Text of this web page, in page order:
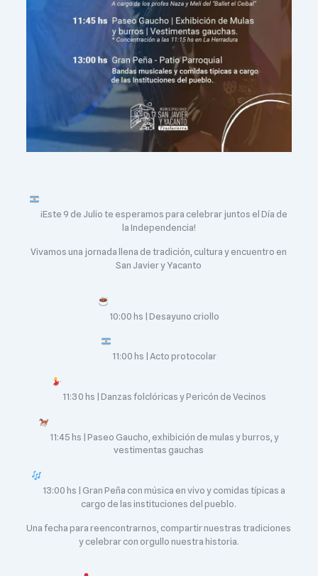
¡Este 9 de Julio te esperamos para celebrar juntos el Día de
la Independencia!
Vivamos una jornada llena de tradición, cultura y encuentro en
San Javier y Yacanto
10:00 hs | Desayuno criollo
11:00 hs | Acto protocolar
11:30 hs | Danzas folclóricas y Pericón de Vecinos
11:45 hs | Paseo Gaucho, exhibición de mulas y burros, y
vestimentas gauchas
13:00 hs | Gran Peña con música en vivo y comidas típicas a
cargo de las instituciones del pueblo.
Una fecha para reencontrarnos, compartir nuestras tradiciones
y celebrar con orgullo nuestra historia.